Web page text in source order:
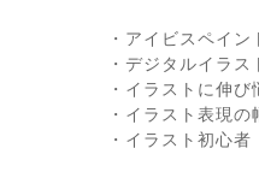
・アイビスペイン
・デジタルイラス
・イラストに伸
・イラスト表現の
・イラスト初心者